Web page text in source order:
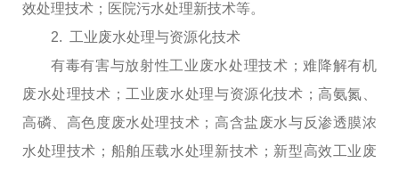
效处理技术；医院污水处理新技术等。
2. 工业废水处理与资源化技术
有毒有害与放射性工业废水处理技术；难降解有机
废水处理技术；工业废水处理与资源化技术；高氨氮、
高磷、高色度废水处理技术；高含盐废水与反渗透膜浓
水处理技术；船舶压载水处理新技术；新型高效工业废